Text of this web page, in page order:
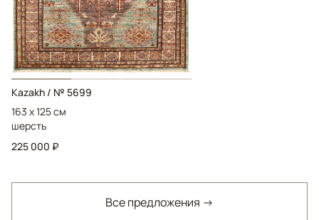
Kazakh / № 5699
163 x 125 см
шерсть
225 000 ₽
Все предложения →